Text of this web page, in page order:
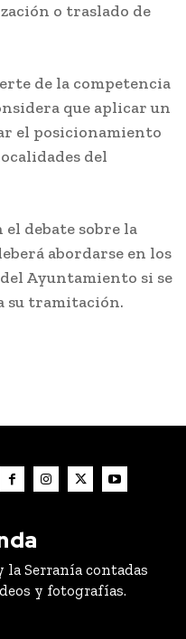
o traslado de
de la competencia
que aplicar un
el posicionamiento
del
el debate sobre la
abordarse en los
Ayuntamiento si se
su tramitación.
la Serranía contadas
y fotografías.